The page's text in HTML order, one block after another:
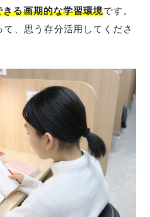
る画期的な学習環境です。
て、思う存分活用してくださ